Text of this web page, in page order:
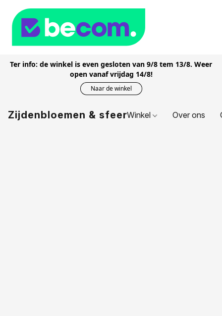
Ter info: de winkel is even gesloten van 9/8 tem 13/8. Weer
open vanaf vrijdag 14/8!
Naar de winkel
Zijdenbloemen & sfeerWinkel Over ons